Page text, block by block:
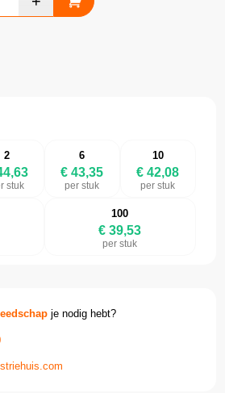
2
stuk
6
€ 43,35
per stuk
10
€ 42,08
per stuk
100
€ 39,53
per stuk
je nodig hebt?